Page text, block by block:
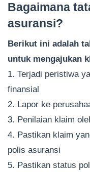
Bagaimana
asuransi?
Berikut ini adalah
untuk mengajukan
1. Terjadi peristiwa
finansial
2. Lapor ke
3. Penilaian klaim
4. Pastikan klaim
polis asuransi
5. Pastikan status